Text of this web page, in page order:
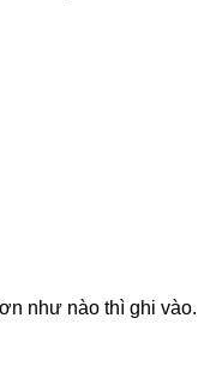
như nào thì ghi vào.